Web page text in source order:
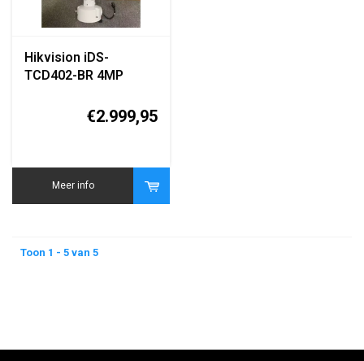
Hikvision iDS-
TCD402-BR 4MP
Voertuigdetectiesysteem
€2.999,95
Meer info
Toon 1 - 5 van 5